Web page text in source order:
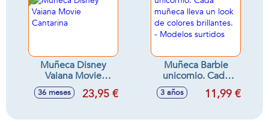
Muñeca Disney
Vaiana Movie
Cantarina
36 meses 23,95 €
Muñeca Barbie
unicornio. Cada
muñeca lleva un
look de colores
Modelos surtidos
3 años 11,99 €